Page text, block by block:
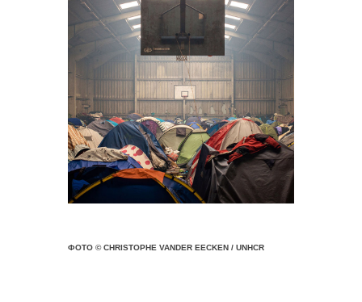
ФОТО © CHRISTOPHE VANDER EECKEN / UNHCR